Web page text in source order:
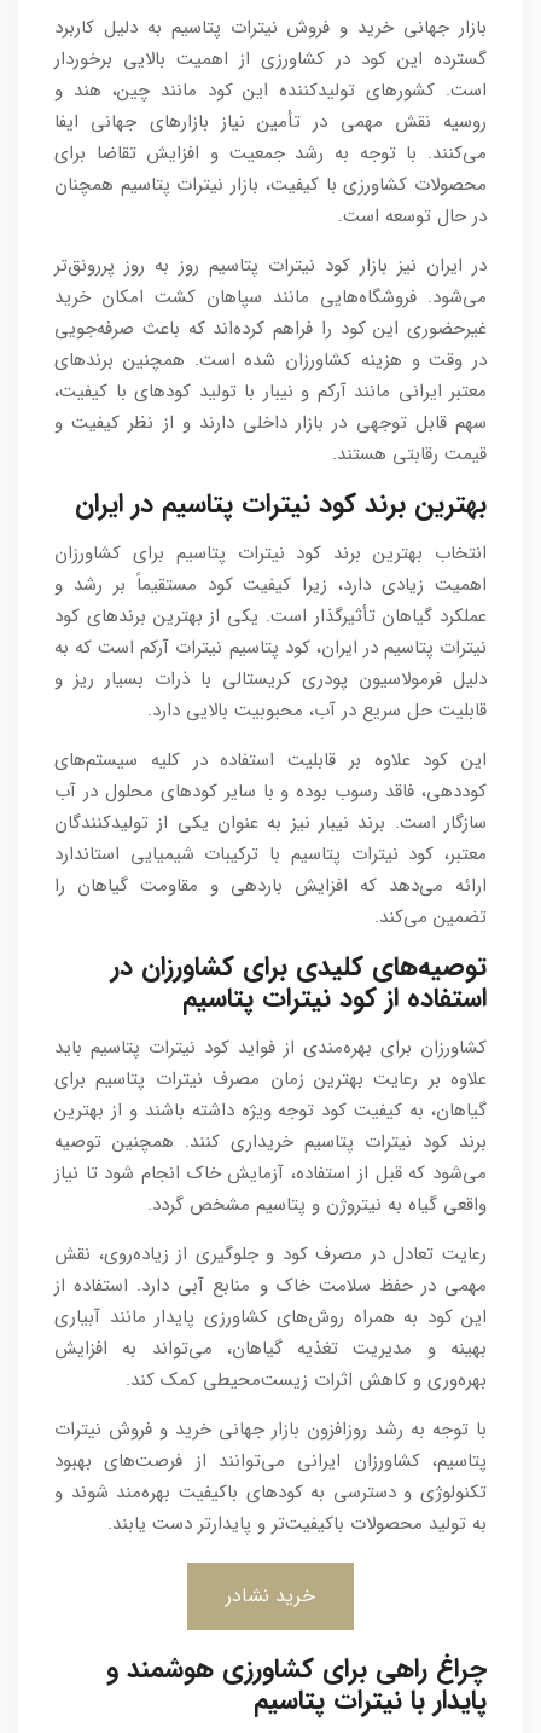
بازار جهانی خرید و فروش نیترات پتاسیم به دلیل کاربرد
گسترده این کود در کشاورزی از اهمیت بالایی برخوردار
است. کشورهای تولیدکننده این کود مانند چین، هند و
روسیه نقش مهمی در تأمین نیاز بازارهای جهانی ایفا
می‌کنند. با توجه به رشد جمعیت و افزایش تقاضا برای
محصولات کشاورزی با کیفیت، بازار نیترات پتاسیم همچنان
در حال توسعه است.
در ایران نیز بازار کود نیترات پتاسیم روز به روز پررونق‌تر
می‌شود. فروشگاه‌هایی مانند سپاهان کشت امکان خرید
غیرحضوری این کود را فراهم کرده‌اند که باعث صرفه‌جویی
در وقت و هزینه کشاورزان شده است. همچنین برندهای
معتبر ایرانی مانند آرکم و نیبار با تولید کودهای با کیفیت،
سهم قابل توجهی در بازار داخلی دارند و از نظر کیفیت و
قیمت رقابتی هستند.
بهترین برند کود نیترات پتاسیم در ایران
انتخاب بهترین برند کود نیترات پتاسیم برای کشاورزان
اهمیت زیادی دارد، زیرا کیفیت کود مستقیماً بر رشد و
عملکرد گیاهان تأثیرگذار است. یکی از بهترین برندهای کود
نیترات پتاسیم در ایران، کود پتاسیم نیترات آرکم است که به
دلیل فرمولاسیون پودری کریستالی با ذرات بسیار ریز و
قابلیت حل سریع در آب، محبوبیت بالایی دارد.
این کود علاوه بر قابلیت استفاده در کلیه سیستم‌های
کوددهی، فاقد رسوب بوده و با سایر کودهای محلول در آب
سازگار است. برند نیبار نیز به عنوان یکی از تولیدکنندگان
معتبر، کود نیترات پتاسیم با ترکیبات شیمیایی استاندارد
ارائه می‌دهد که افزایش باردهی و مقاومت گیاهان را
تضمین می‌کند.
توصیه‌های کلیدی برای کشاورزان در
استفاده از کود نیترات پتاسیم
کشاورزان برای بهره‌مندی از فواید کود نیترات پتاسیم باید
علاوه بر رعایت بهترین زمان مصرف نیترات پتاسیم برای
گیاهان، به کیفیت کود توجه ویژه داشته باشند و از بهترین
برند کود نیترات پتاسیم خریداری کنند. همچنین توصیه
می‌شود که قبل از استفاده، آزمایش خاک انجام شود تا نیاز
واقعی گیاه به نیتروژن و پتاسیم مشخص گردد.
رعایت تعادل در مصرف کود و جلوگیری از زیاده‌روی، نقش
مهمی در حفظ سلامت خاک و منابع آبی دارد. استفاده از
این کود به همراه روش‌های کشاورزی پایدار مانند آبیاری
بهینه و مدیریت تغذیه گیاهان، می‌تواند به افزایش
بهره‌وری و کاهش اثرات زیست‌محیطی کمک کند.
با توجه به رشد روزافزون بازار جهانی خرید و فروش نیترات
پتاسیم، کشاورزان ایرانی می‌توانند از فرصت‌های بهبود
تکنولوژی و دسترسی به کودهای باکیفیت بهره‌مند شوند و
به تولید محصولات باکیفیت‌تر و پایدارتر دست یابند.
خرید نشادر
چراغ راهی برای کشاورزی هوشمند و
پایدار با نیترات پتاسیم